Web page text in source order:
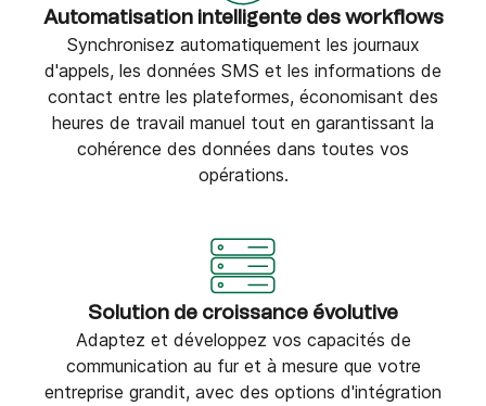
Automatisation intelligente des workflows
Synchronisez automatiquement les journaux
d'appels, les données SMS et les informations de
contact entre les plateformes, économisant des
heures de travail manuel tout en garantissant la
cohérence des données dans toutes vos
opérations.
Solution de croissance évolutive
Adaptez et développez vos capacités de
communication au fur et à mesure que votre
entreprise grandit, avec des options d'intégration